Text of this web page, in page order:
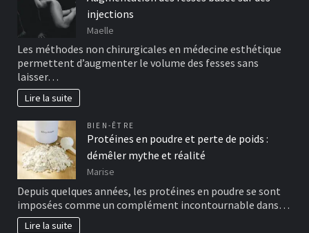
injections
Maelle
Les méthodes non chirurgicales en médecine esthétique
permettent d’augmenter le volume des fesses sans
laisser…
Lire la suite
BIEN-ÊTRE
Protéines en poudre et perte de poids :
démêler mythe et réalité
Marise
Depuis quelques années, les protéines en poudre se sont
imposées comme un complément incontournable dans…
Lire la suite